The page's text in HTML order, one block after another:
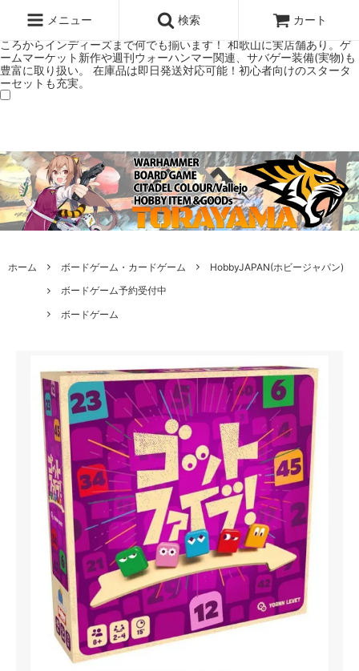
ミアムショップTORAYAMA。通販・オンラインショップです！ ウォー
ハンマーとボードゲームのことなら当店へ！ボードゲームもメジャーど
ころからインディーズまで何でも揃います！ 和歌山に実店舗あり。ゲ
ームマーケット新作や週刊ウォーハンマー関連、サバゲー装備(実物)も
豊富に取り扱い。 在庫品は即日発送対応可能！初心者向けのスタータ
ーセットも充実。
メニュー 検索 カート
ホーム ボードゲーム・カードゲーム
HobbyJAPAN(ホビージャパン)
ボードゲーム予約受付中
ボードゲーム